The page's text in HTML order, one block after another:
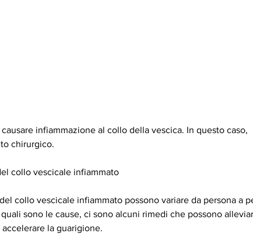
chirurgico.
collo vescicale infiammato
collo vescicale infiammato possono variare da persona a
sono le cause, ci sono alcuni rimedi che possono
la guarigione.